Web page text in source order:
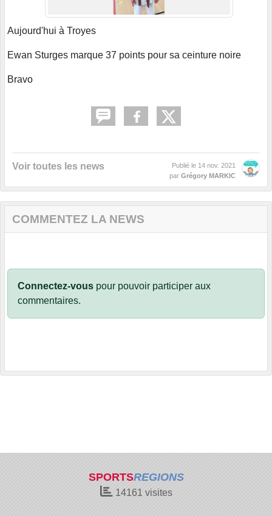
Aujourd'hui à Troyes
Ewan Sturges marque 37 points pour sa ceinture noire
Bravo
Voir toutes les news Publié le 14 nov. 2021
par Grégory MARKIC
COMMENTEZ LA NEWS
Connectez-vous pour pouvoir participer aux
commentaires.
SPORTSREGIONS
14161 visites